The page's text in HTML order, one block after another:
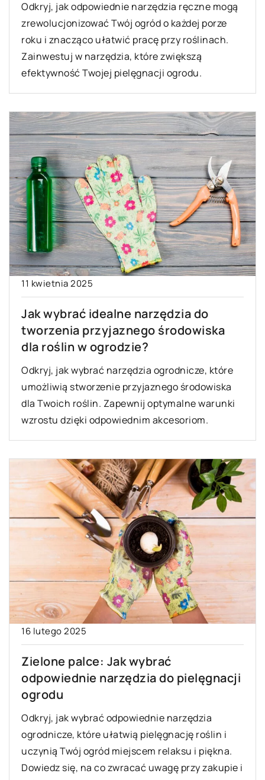
Odkryj, jak odpowiednie narzędzia ręczne mogą
zrewolucjonizować Twój ogród o każdej porze
roku i znacząco ułatwić pracę przy roślinach.
Zainwestuj w narzędzia, które zwiększą
efektywność Twojej pielęgnacji ogrodu.
11 kwietnia 2025
Jak wybrać idealne narzędzia do
tworzenia przyjaznego środowiska
dla roślin w ogrodzie?
Odkryj, jak wybrać narzędzia ogrodnicze, które
umożliwią stworzenie przyjaznego środowiska
dla Twoich roślin. Zapewnij optymalne warunki
wzrostu dzięki odpowiednim akcesoriom.
16 lutego 2025
Zielone palce: Jak wybrać
odpowiednie narzędzia do pielęgnacji
ogrodu
Odkryj, jak wybrać odpowiednie narzędzia
ogrodnicze, które ułatwią pielęgnację roślin i
uczynią Twój ogród miejscem relaksu i piękna.
Dowiedz się, na co zwracać uwagę przy zakupie i